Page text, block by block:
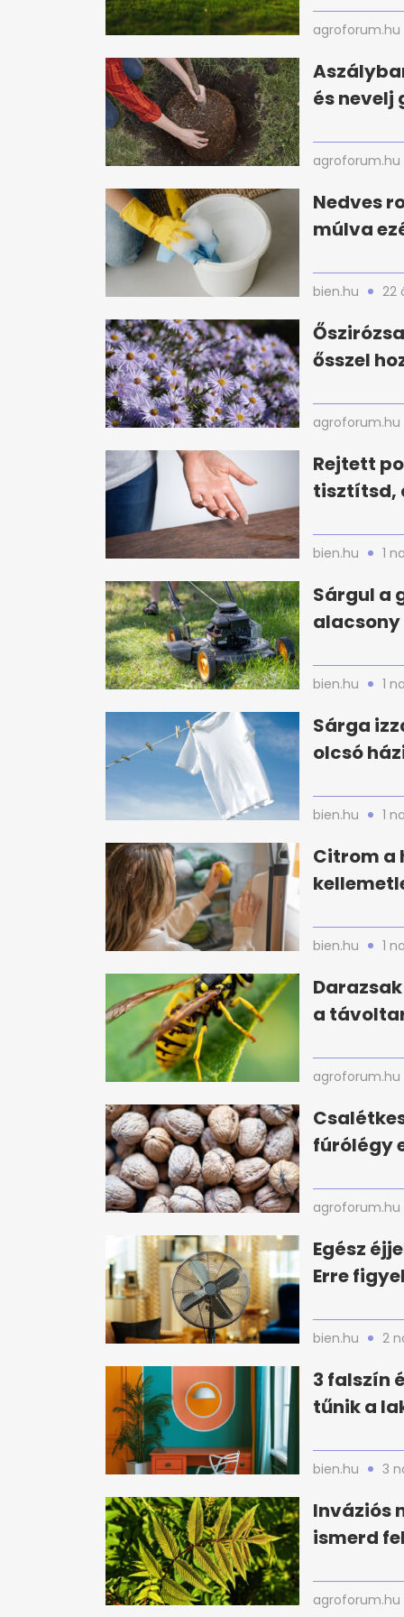
agroforum.hu
és
agroforum.hu
Nedves
múlva
bien.hu 22
ősszel
agroforum.hu
Rejtett
tisztítsd,
bien.hu 1
Sárgul a
bien.hu 1
Sárga
olcsó
bien.hu 1
Citrom a
bien.hu 1
a
agroforum.hu
fúrólégy
agroforum.hu
Egész
Erre
bien.hu 2
3 falszín
tűnik a
bien.hu 3
Inváziós
ismerd
agroforum.hu